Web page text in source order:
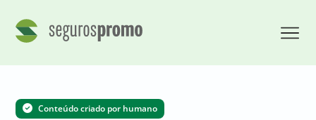
Conteúdo criado por humano